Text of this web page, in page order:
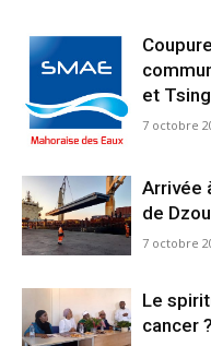
et
7 octobre
Arrivée
de
7 octobre
Le
cancer